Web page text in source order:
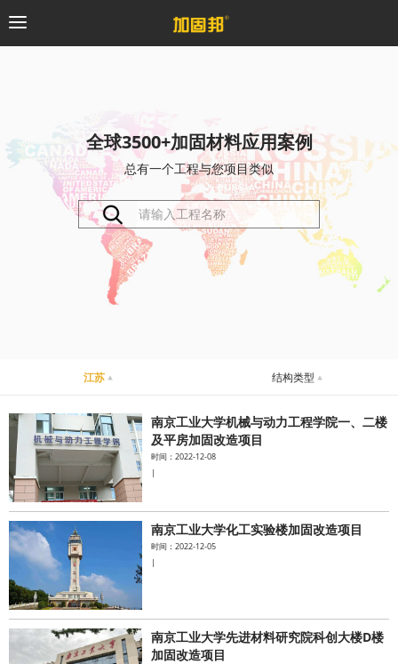
粘钢加固系统
预应力系统
桥梁支座系统
水泥基系统
新能源系统
案例中心
全球3500+加固材料应用案例
总有一个工程与您项目类似
江苏 结构类型
南京工业大学机械与动力工程学院一、二楼
及平房加固改造项目
时间：2022-12-08
|
南京工业大学化工实验楼加固改造项目
时间：2022-12-05
|
南京工业大学先进材料研究院科创大楼D楼
加固改造项目